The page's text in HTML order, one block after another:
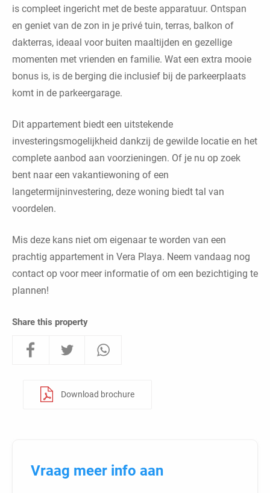
is compleet ingericht met de beste apparatuur. Ontspan
en geniet van de zon in je privé tuin, terras, balkon of
dakterras, ideaal voor buiten maaltijden en gezellige
momenten met vrienden en familie. Wat een extra mooie
bonus is, is de berging die inclusief bij de parkeerplaats
komt in de parkeergarage.
Dit appartement biedt een uitstekende
investeringsmogelijkheid dankzij de gewilde locatie en het
complete aanbod aan voorzieningen. Of je nu op zoek
bent naar een vakantiewoning of een
langetermijninvestering, deze woning biedt tal van
voordelen.
Mis deze kans niet om eigenaar te worden van een
prachtig appartement in Vera Playa. Neem vandaag nog
contact op voor meer informatie of om een bezichtiging te
plannen!
Share this property
Download brochure
Vraag meer info aan